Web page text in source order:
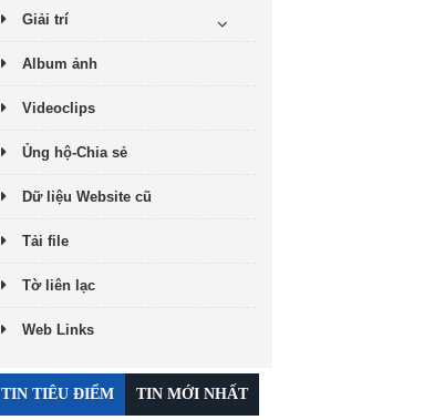
Giải trí
Album ảnh
Videoclips
Ủng hộ-Chia sẻ
Dữ liệu Website cũ
Tải file
Tờ liên lạc
Web Links
TIN TIÊU ĐIỂM TIN MỚI NHẤT